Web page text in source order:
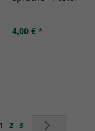
4,00 € *
Seite
Sie lesen gerade Seite
1 Seite
2 Seite
3